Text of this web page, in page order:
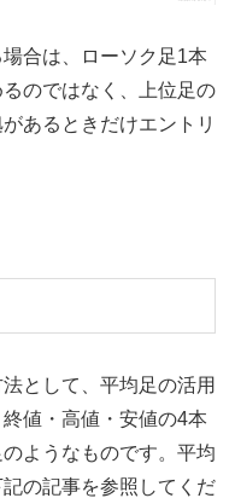
合は、ローソク足1本
のではなく、上位足の
あるときだけエントリ
として、平均足の活用
値・高値・安値の4本
ようなものです。平均
の記事を参照してくだ